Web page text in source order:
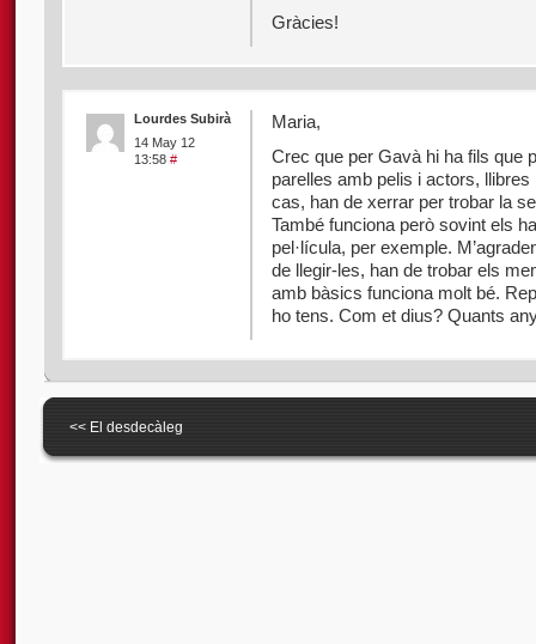
Gràcies!
Lourdes Subirà
14 May 12
13:58 #
Maria,
Crec que per Gavà hi ha fils que
parelles amb pelis i actors,
cas, han de xerrar per trobar la
També funciona però sovint els
pel·lícula, per exemple.
de llegir-les, han de trobar els
amb bàsics funciona molt bé.
ho tens. Com et dius? Quants
<< El desdecàleg